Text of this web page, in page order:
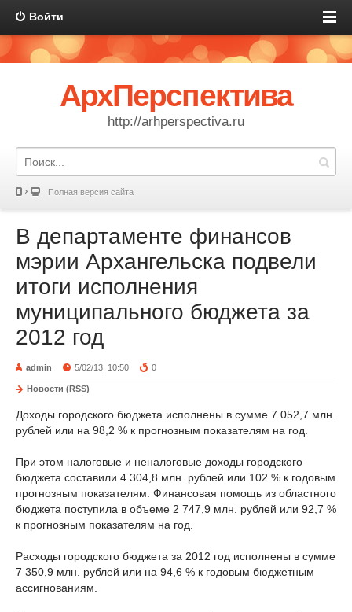
Войти
АрхПерспектива
http://arhperspectiva.ru
Полная версия сайта
В департаменте финансов
мэрии Архангельска подвели
итоги исполнения
муниципального бюджета за
2012 год
admin 5/02/13, 10:50 0
Новости (RSS)
Доходы городского бюджета исполнены в сумме 7 052,7 млн.
рублей или на 98,2 % к прогнозным показателям на год.
При этом налоговые и неналоговые доходы городского
бюджета составили 4 304,8 млн. рублей или 102 % к годовым
прогнозным показателям. Финансовая помощь из областного
бюджета поступила в объеме 2 747,9 млн. рублей или 92,7 %
к прогнозным показателям на год.
Расходы городского бюджета за 2012 год исполнены в сумме
7 350,9 млн. рублей или на 94,6 % к годовым бюджетным
ассигнованиям.